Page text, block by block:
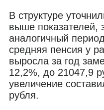
В структуре
выше показателей,
аналогичный
средняя пенсия у
выросла за год
12,2%, до 21047,9
увеличение
рубля.